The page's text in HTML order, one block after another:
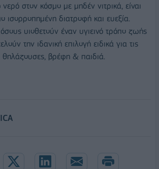
στον κόσμο με μηδέν νιτρικά, είναι
ισορροπημένη διατροφή και ευεξία.
υιοθετούν έναν υγιεινό τρόπο ζωής
την ιδανική επιλογή ειδικά για τις
θηλάζουσες, βρέφη & παιδιά.